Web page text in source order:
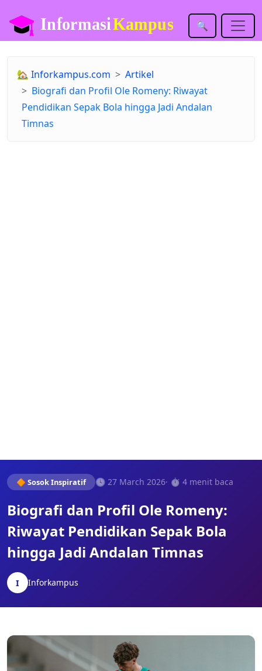
🔍
🏡 Inforkampus.com
Artikel
Biografi dan Profil Ole Romeny: Riwayat
Pendidikan Sepak Bola hingga Jadi Andalan
Timnas
🔶 Sosok Inspiratif 🕓 27 March 2026· ⏱️ 4 menit baca
Biografi dan Profil Ole Romeny:
Riwayat Pendidikan Sepak Bola
hingga Jadi Andalan Timnas
I Inforkampus